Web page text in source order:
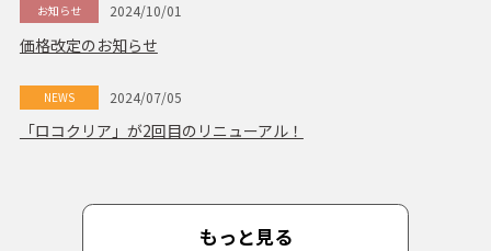
2024/10/01
お知らせ
価格改定のお知らせ
2024/07/05
NEWS
「ロコクリア」が2回目のリニューアル！
もっと見る